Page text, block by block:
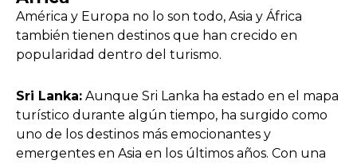
América y Europa no lo son todo, Asia y África
también tienen destinos que han crecido en
popularidad dentro del turismo.
Sri Lanka: Aunque Sri Lanka ha estado en el mapa
turístico durante algún tiempo, ha surgido como
uno de los destinos más emocionantes y
emergentes en Asia en los últimos años. Con una